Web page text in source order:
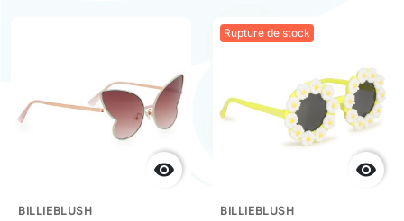

BILLIEBLUSH
Rupture de stock

BILLIEBLUSH